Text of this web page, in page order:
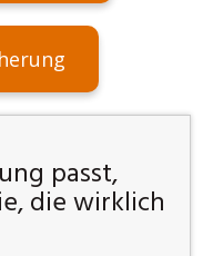
passt,
die wirklich